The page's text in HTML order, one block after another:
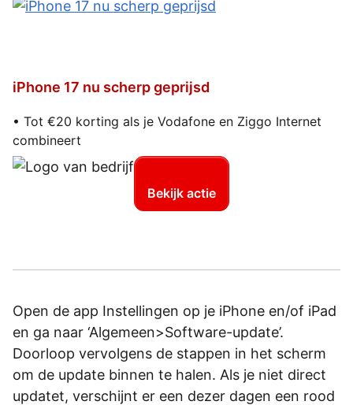
iPhone 17 nu scherp geprijsd
• Tot €20 korting als je Vodafone en Ziggo Internet
combineert
Bekijk actie
Open de app Instellingen op je iPhone en/of iPad
en ga naar ‘Algemeen>Software-update’.
Doorloop vervolgens de stappen in het scherm
om de update binnen te halen. Als je niet direct
updatet, verschijnt er een dezer dagen een rood